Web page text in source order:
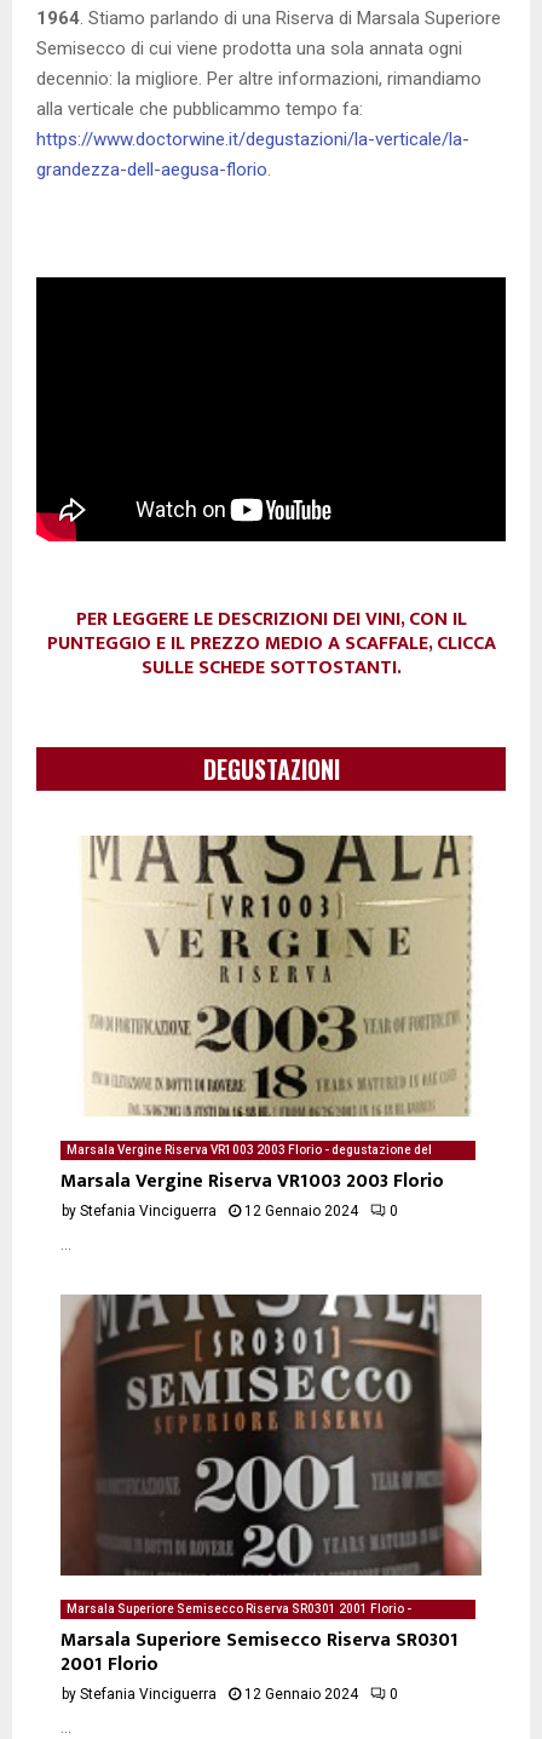
1964. Stiamo parlando di una Riserva di Marsala Superiore
Semisecco di cui viene prodotta una sola annata ogni
decennio: la migliore. Per altre informazioni, rimandiamo
alla verticale che pubblicammo tempo fa:
https://www.doctorwine.it/degustazioni/la-verticale/la-
grandezza-dell-aegusa-florio.
PER LEGGERE LE DESCRIZIONI DEI VINI, CON IL
PUNTEGGIO E IL PREZZO MEDIO A SCAFFALE, CLICCA
SULLE SCHEDE SOTTOSTANTI.
DEGUSTAZIONI
Marsala Vergine Riserva VR1003 2003 Florio - degustazione del
12/01/2024 di Stefania Vinciguerra
Marsala Vergine Riserva VR1003 2003 Florio
by Stefania Vinciguerra 12 Gennaio 2024 0
...
Marsala Superiore Semisecco Riserva SR0301 2001 Florio -
degustazione del 12/01/2024 di Stefania Vinciguerra
Marsala Superiore Semisecco Riserva SR0301
2001 Florio
by Stefania Vinciguerra 12 Gennaio 2024 0
...